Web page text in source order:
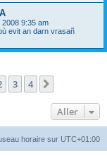
2008 9:35 am
evit an darn vrasañ
3 4
Aller
horaire sur UTC+01:00